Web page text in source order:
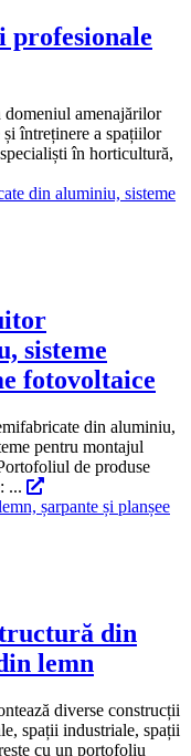
amenajărilor
întreținere a spațiilor
în horticultură,
sisteme
fotovoltaice
din aluminiu,
pentru montajul
de produse
...
din
lemn
diverse construcții
spații industriale, spații
cu un portofoliu